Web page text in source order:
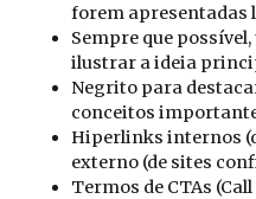
forem apresentadas
Sempre que
ilustrar a ideia
Negrito para
conceitos
Hiperlinks internos
externo (de sites
Termos de CTAs